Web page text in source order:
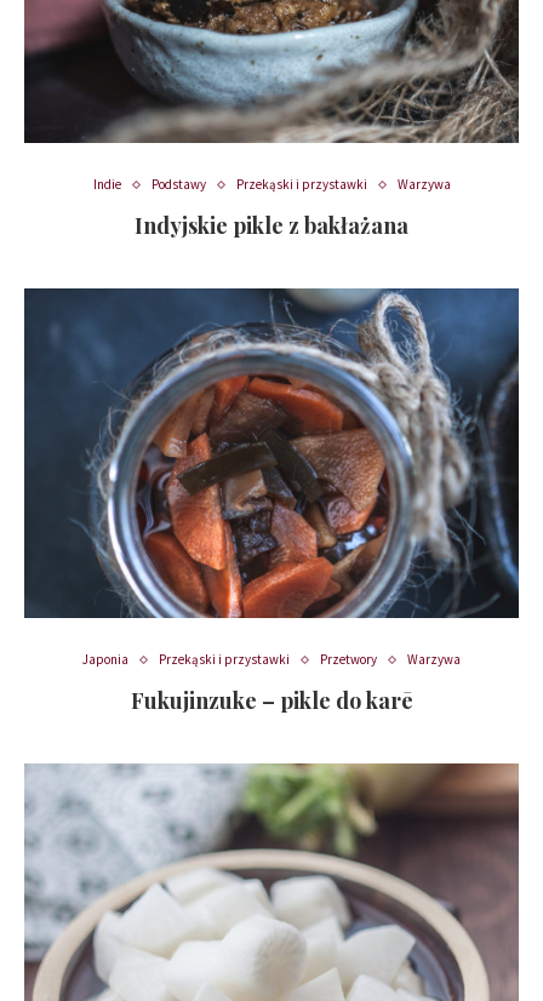
Indie Podstawy Przekąski i przystawki Warzywa
Indyjskie pikle z bakłażana
Japonia Przekąski i przystawki Przetwory Warzywa
Fukujinzuke – pikle do karē